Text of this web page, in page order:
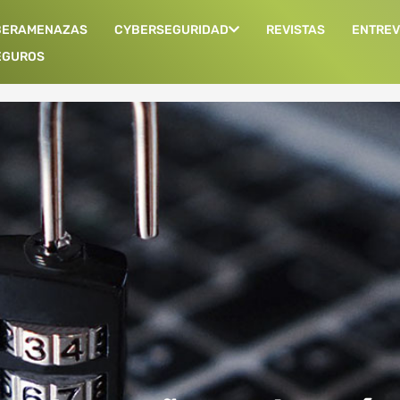
CYBERSEGURIDAD REVISTAS